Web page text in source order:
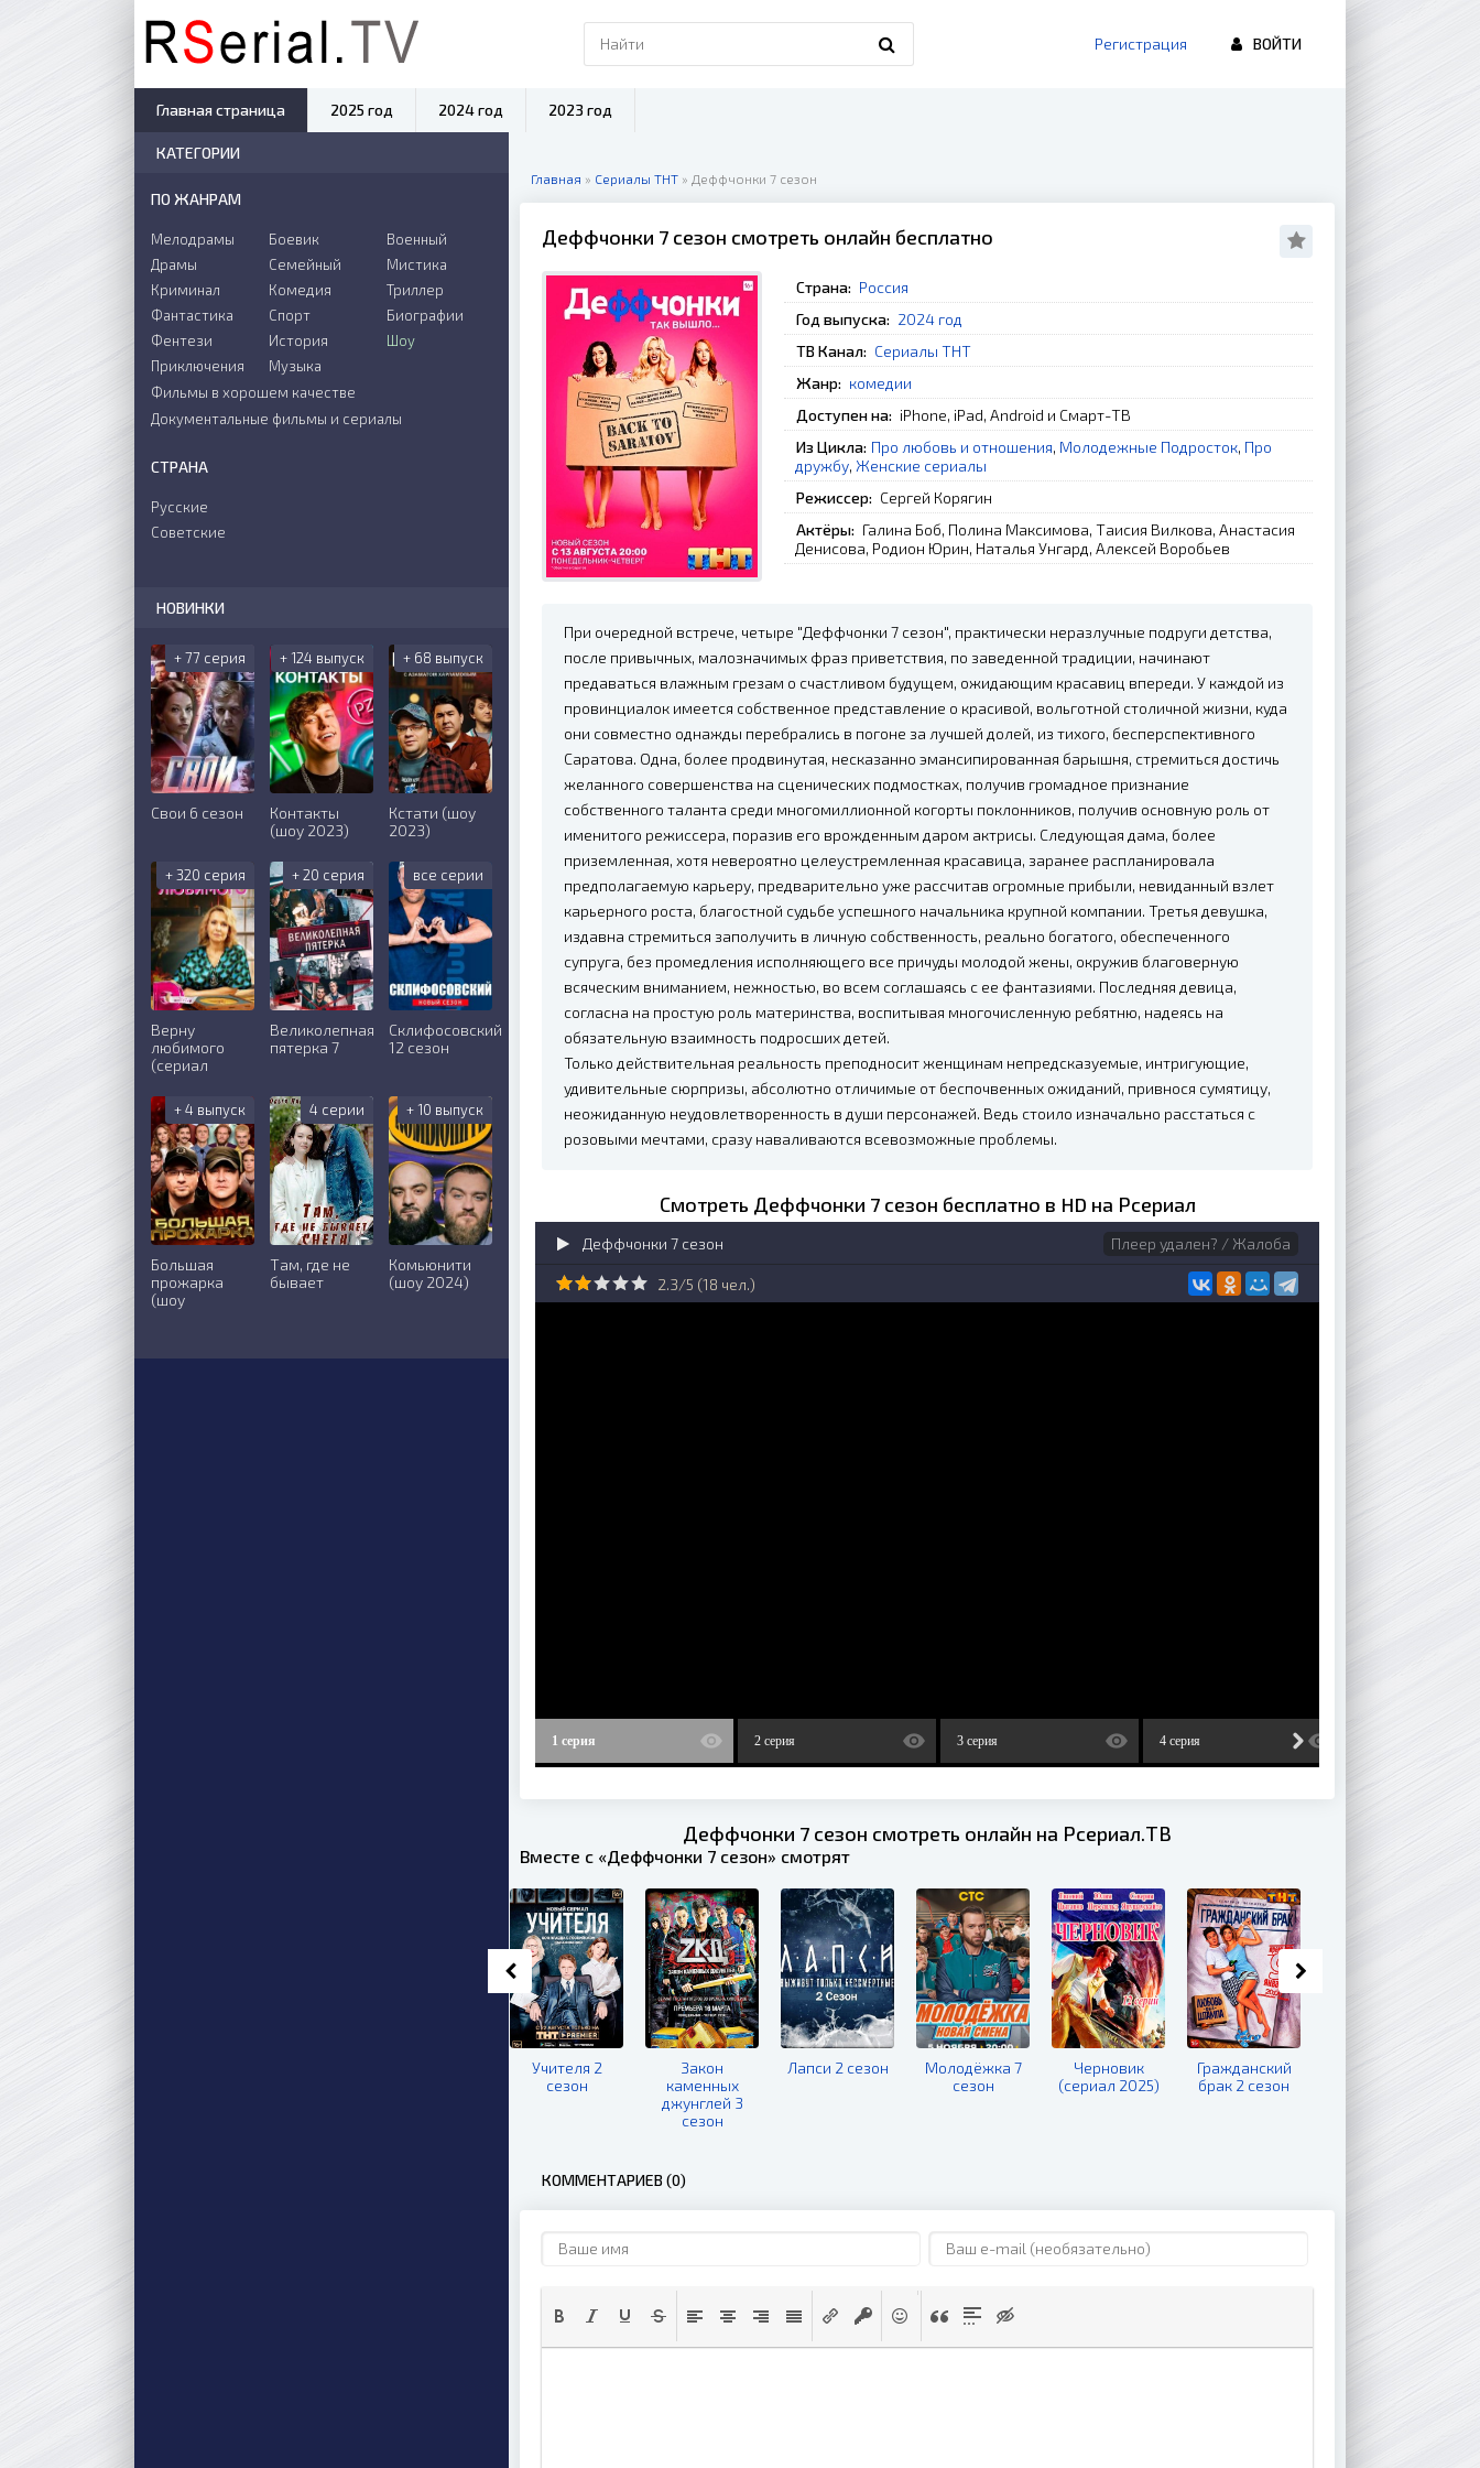
Главная » Сериалы ТНТ » Деффчонки 7 сезон
Деффчонки 7 сезон смотреть онлайн бесплатно
Страна: Россия
Год выпуска: 2024 год
ТВ Канал: Сериалы ТНТ
Жанр: комедии
Доступен на: iPhone, iPad, Android и Смарт-ТВ
Из Цикла: Про любовь и отношения, Молодежные Подросток, Про
дружбу, Женские сериалы
Режиссер: Сергей Корягин
Актёры: Галина Боб, Полина Максимова, Таисия Вилкова, Анастасия
Денисова, Родион Юрин, Наталья Унгард, Алексей Воробьев
При очередной встрече, четыре "Деффчонки 7 сезон", практически неразлучные подруги детства,
после привычных, малозначимых фраз приветствия, по заведенной традиции, начинают
предаваться влажным грезам о счастливом будущем, ожидающим красавиц впереди. У каждой из
провинциалок имеется собственное представление о красивой, вольготной столичной жизни, куда
они совместно однажды перебрались в погоне за лучшей долей, из тихого, бесперспективного
Саратова. Одна, более продвинутая, несказанно эмансипированная барышня, стремиться достичь
желанного совершенства на сценических подмостках, получив громадное признание
собственного таланта среди многомиллионной когорты поклонников, получив основную роль от
именитого режиссера, поразив его врожденным даром актрисы. Следующая дама, более
приземленная, хотя невероятно целеустремленная красавица, заранее распланировала
предполагаемую карьеру, предварительно уже рассчитав огромные прибыли, невиданный взлет
карьерного роста, благостной судьбе успешного начальника крупной компании. Третья девушка,
издавна стремиться заполучить в личную собственность, реально богатого, обеспеченного
супруга, без промедления исполняющего все причуды молодой жены, окружив благоверную
всяческим вниманием, нежностью, во всем соглашаясь с ее фантазиями. Последняя девица,
согласна на простую роль материнства, воспитывая многочисленную ребятню, надеясь на
обязательную взаимность подросших детей.
Только действительная реальность преподносит женщинам непредсказуемые, интригующие,
удивительные сюрпризы, абсолютно отличимые от беспочвенных ожиданий, привнося сумятицу,
неожиданную неудовлетворенность в души персонажей. Ведь стоило изначально расстаться с
розовыми мечтами, сразу наваливаются всевозможные проблемы.
Смотреть Деффчонки 7 сезон бесплатно в HD на Рсериал
Деффчонки 7 сезон Плеер удален? / Жалоба
2.3/5 (18 чел.)
1 серия 2 серия 3 серия 4 серия
Деффчонки 7 сезон смотреть онлайн на Рсериал.ТВ
Вместе с «Деффчонки 7 сезон» смотрят
Учителя 2
сезон
Закон
каменных
джунглей 3
сезон
Лапси 2 сезон
Молодёжка 7
сезон
Черновик
(сериал 2025)
Гражданский
брак 2 сезон
КОММЕНТАРИЕВ (0)
КАТЕГОРИИ
ПО ЖАНРАМ
Мелодрамы
Драмы
Криминал
Боевик
Семейный
Комедия
Военный
Мистика
Триллер
Фантастика
Фентези
Приключения
Спорт
История
Музыка
Биографии
Шоу
Фильмы в хорошем качестве
Документальные фильмы и сериалы
СТРАНА
Русские
Советские
НОВИНКИ
+ 77 серия
Свои 6 сезон
+ 124 выпуск
Контакты
(шоу 2023)
+ 68 выпуск
Кстати (шоу
2023)
+ 320 серия
Верну
любимого
(сериал
+ 20 серия
Великолепная
пятерка 7
все серии
Склифосовский
12 сезон
+ 4 выпуск
Большая
прожарка
(шоу
4 серии
Там, где не
бывает
+ 10 выпуск
Комьюнити
(шоу 2024)
Регистрация ВОЙТИ
Главная страница 2025 год 2024 год 2023 год